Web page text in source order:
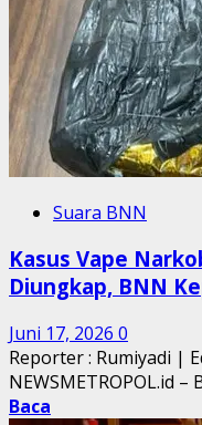
Suara BNN
Kasus Vape
Diungkap, BNN
Juni 17, 2026 0
Reporter : Rumiyadi |
NEWSMETROPOL.id
Baca